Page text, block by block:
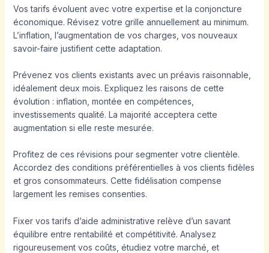
Vos tarifs évoluent avec votre expertise et la conjoncture
économique. Révisez votre grille annuellement au minimum.
L’inflation, l’augmentation de vos charges, vos nouveaux
savoir-faire justifient cette adaptation.
Prévenez vos clients existants avec un préavis raisonnable,
idéalement deux mois. Expliquez les raisons de cette
évolution : inflation, montée en compétences,
investissements qualité. La majorité acceptera cette
augmentation si elle reste mesurée.
Profitez de ces révisions pour segmenter votre clientèle.
Accordez des conditions préférentielles à vos clients fidèles
et gros consommateurs. Cette fidélisation compense
largement les remises consenties.
Fixer vos tarifs d’aide administrative relève d’un savant
équilibre entre rentabilité et compétitivité. Analysez
rigoureusement vos coûts, étudiez votre marché, et